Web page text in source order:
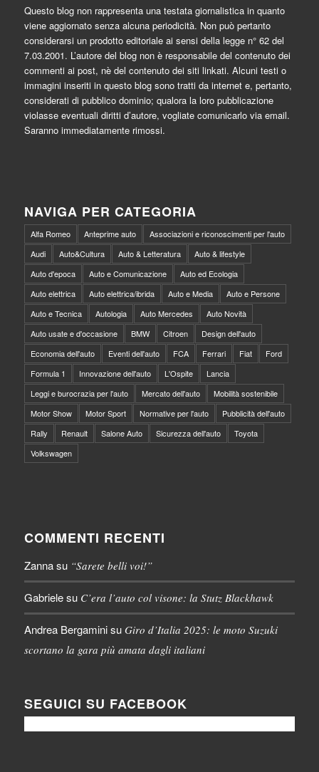
Questo blog non rappresenta una testata giornalistica in quanto
viene aggiornato senza alcuna periodicità. Non può pertanto
considerarsi un prodotto editoriale ai sensi della legge n° 62 del
7.03.2001. L’autore del blog non è responsabile del contenuto dei
commenti ai post, nè del contenuto dei siti linkati. Alcuni testi o
immagini inseriti in questo blog sono tratti da internet e, pertanto,
considerati di pubblico dominio; qualora la loro pubblicazione
violasse eventuali diritti d’autore, vogliate comunicarlo via email.
Saranno immediatamente rimossi.
NAVIGA PER CATEGORIA
Alfa Romeo Anteprime auto
Associazioni e riconoscimenti per l'auto
Audi
Auto&Cultura Auto & Letteratura
Auto & lifestyle
Auto d'epoca
Auto e Comunicazione
Auto ed Ecologia
Auto elettrica
Auto elettrica/ibrida Auto e Media
Auto e Persone
Auto e Tecnica
Autologia Auto Mercedes
Auto Novità
Auto usate e d'occasione
BMW Citroen
Design dell'auto
Economia dell'auto
Eventi dell'auto FCA Ferrari Fiat
Ford
Formula 1
Innovazione dell'auto L'Ospite
Lancia
Leggi e burocrazia per l'auto
Mercato dell'auto
Mobilità sostenibile
Motor Show
Motor Sport Normative per l'auto
Pubblicità dell'auto
Rally
Renault Salone Auto Sicurezza dell'auto
Toyota
Volkswagen
COMMENTI RECENTI
Zannasu “Sarete belli voi!”
Gabrielesu C’era l’auto col visone: la Stutz Blackhawk
Andrea Bergaminisu Giro d’Italia 2025: le moto Suzuki
scortano la gara più amata dagli italiani
SEGUICI SU FACEBOOK